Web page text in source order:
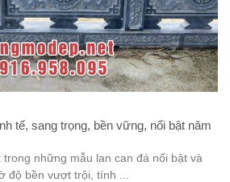
tế, sang trọng, bền vững, nổi bật năm
trong những mẫu lan can đá nổi bật và
độ bền vượt trội, tính ...